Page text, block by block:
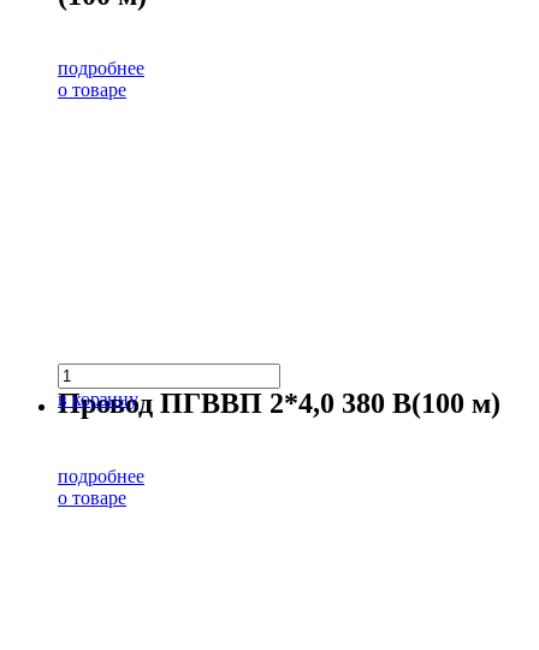
подробнее
о товаре
в корзину
Провод ПГВВП 2*4,0 380 В(100 м)
подробнее
о товаре